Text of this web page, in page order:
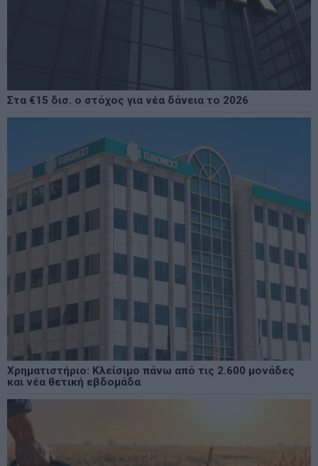
Στα €15 δισ. ο στόχος για νέα δάνεια το 2026
Χρηματιστήριο: Κλείσιμο πάνω από τις 2.600 μονάδες
και νέα θετική εβδομάδα